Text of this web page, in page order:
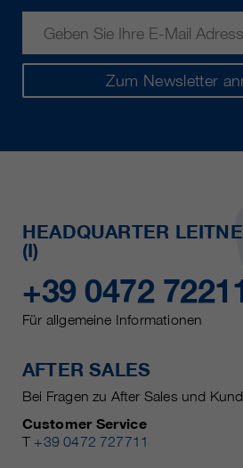
Zum Newsletter
HEADQUARTER
(I)
+39 0472
Für allgemeine Informationen
AFTER SALES
Bei Fragen zu After Sales und
Customer Service
T +39 0472 727711